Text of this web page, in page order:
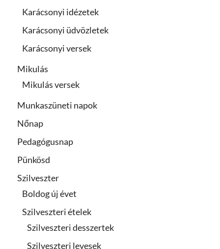
Karácsonyi idézetek
Karácsonyi üdvözletek
Karácsonyi versek
Mikulás
Mikulás versek
Munkaszüneti napok
Nőnap
Pedagógusnap
Pünkösd
Szilveszter
Boldog új évet
Szilveszteri ételek
Szilveszteri desszertek
Szilveszteri levesek